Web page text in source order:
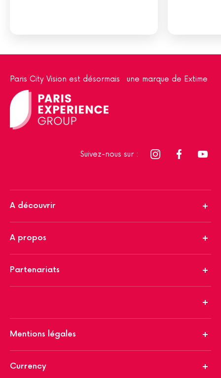
Paris City Vision est désormais une marque de Extime
Suivez-nous sur :
A découvrir
A propos
Partenariats
Mentions légales
Currency